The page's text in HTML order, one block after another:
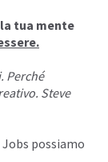
tua mente
Perché
Steve
possiamo